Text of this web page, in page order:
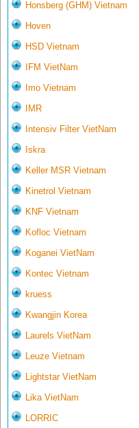
Honsberg (GHM) Vietnam
Hoven
HSD Vietnam
IFM VietNam
Imo Vietnam
IMR
Intensiv Filter VietNam
Iskra
Keller MSR Vietnam
Kinetrol Vietnam
KNF Vietnam
Kofloc Vietnam
Koganei VietNam
Kontec Vietnam
kruess
Kwangjin Korea
Laurels VietNam
Leuze Vietnam
Lightstar VietNam
Lika VietNam
LORRIC